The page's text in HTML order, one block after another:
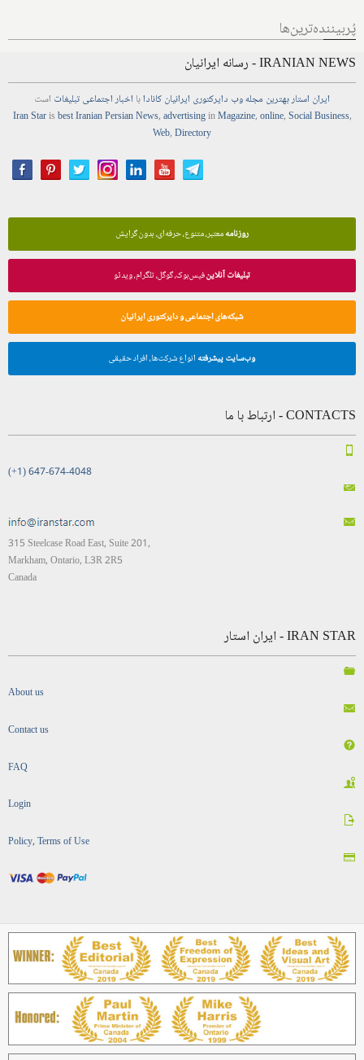
پُربیننده‌ترین‌ها
IRANIAN NEWS - رسانه ایرانیان
ایران استاربهترین مجلهوب دایرکتوری ایرانیان کانادابا اخباراجتماعیتبلیغات است
Iran Starisbest Iranian PersianNews,advertisinginMagazine,online,Social Business,
Web,Directory
روزنامهمعتبر، متنوع، حرفه‌ای، بدون گرایش
تبلیغات آنلاینفیس‌بوک، گوگل، تلگرام، ویدئو
شبکه‌های اجتماعی و دایرکتوری ایرانیان
وب‌سایت پیشرفته انواع شرکت‌ها، افراد حقیقی
CONTACTS - ارتباط با ما
(+1) 647-674-4048
315 Steelcase Road East, Suite 201,
Markham, Ontario, L3R 2R5
Canada
IRAN STAR - ایران استار
About us
Contact us
FAQ
Login
Policy, Terms of Use